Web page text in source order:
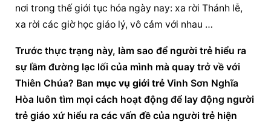
nơi trong thế giới tục hóa ngày nay: xa rời Thánh lễ,
xa rời các giờ học giáo lý, vô cảm với nhau …
Trước thực trạng này, làm sao để người trẻ hiểu ra
sự lầm đường lạc lối của mình mà quay trở về với
Thiên Chúa? Ban mục vụ giới trẻ Vinh Sơn Nghĩa
Hòa luôn tìm mọi cách hoạt động để lay động người
trẻ giáo xứ hiểu ra các vấn đề của người trẻ hiện